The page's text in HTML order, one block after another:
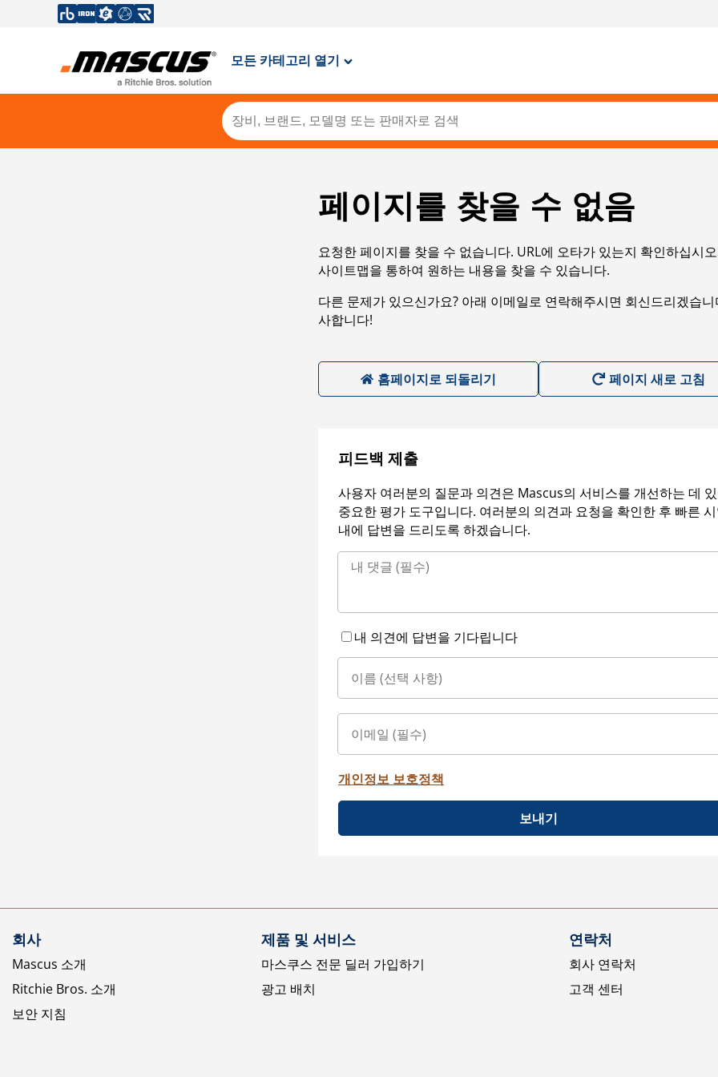
모든 카테고리 열기
페이지를 찾을 수 없음
요청한 페이지를 찾을 수 없습니다. URL에 오타가 있는지 확인하십시
사이트맵을 통하여 원하는 내용을 찾을 수 있습니다.
다른 문제가 있으신가요? 아래 이메일로 연락해주시면 회신드리겠습
사합니다!
홈페이지로 되돌리기 페이지 새로 고침
피드백 제출
사용자 여러분의 질문과 의견은 Mascus의 서비스를 개선하는 데
중요한 평가 도구입니다. 여러분의 의견과 요청을 확인한 후 빠른
내에 답변을 드리도록 하겠습니다.
내 의견에 답변을 기다립니다
개인정보 보호정책
보내기
회사
Mascus 소개
Ritchie Bros. 소개
보안 지침
제품 및 서비스
마스쿠스 전문 딜러 가입하기
광고 배치
연락처
회사 연락처
고객 센터